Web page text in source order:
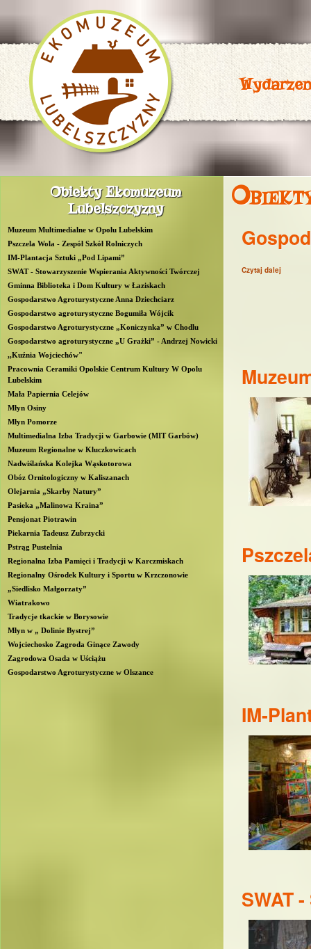
P
O
W
L
u
b
n
Czytaj dalej
IM-
SWAT
Obiekty Ekomuzeum
Lubelszczyzny
Muzeum Multimedialne w Opolu Lubelskim
Pszczela Wola - Zespół Szkół Rolniczych
IM-Plantacja Sztuki „Pod Lipami”
SWAT - Stowarzyszenie Wspierania Aktywności Twórczej
Gminna Biblioteka i Dom Kultury w Łaziskach
Gospodarstwo Agroturystyczne Anna Dziechciarz
Gospodarstwo agroturystyczne Bogumiła Wójcik
Gospodarstwo Agroturystyczne „Koniczynka” w Chodlu
Gospodarstwo agroturystyczne „U Grażki” - Andrzej Nowicki
,,Kuźnia Wojciechów"
Pracownia Ceramiki Opolskie Centrum Kultury W Opolu
Lubelskim
Mała Papiernia Celejów
Młyn Osiny
Młyn Pomorze
Multimedialna Izba Tradycji w Garbowie (MIT Garbów)
Muzeum Regionalne w Kluczkowicach
Nadwiślańska Kolejka Wąskotorowa
Obóz Ornitologiczny w Kaliszanach
Olejarnia „Skarby Natury”
Pasieka „Malinowa Kraina”
Pensjonat Piotrawin
Piekarnia Tadeusz Zubrzycki
Pstrąg Pustelnia
Regionalna Izba Pamięci i Tradycji w Karczmiskach
Regionalny Ośrodek Kultury i Sportu w Krzczonowie
„Siedlisko Małgorzaty”
Wiatrakowo
Tradycje tkackie w Borysowie
Młyn w „ Dolinie Bystrej”
Wojciechosko Zagroda Ginące Zawody
Zagrodowa Osada w Uściążu
Gospodarstwo Agroturystyczne w Olszance